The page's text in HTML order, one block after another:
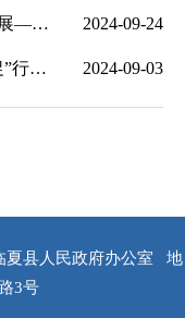
凝心铸魂固根本 实干笃行促发展——临夏州常态化纵深推进“三抓三促”行动综述 2024-09-24
解难题抓落实！甘肃 “三抓三促”行动成效显著 2024-09-03
夏县人民政府办公室
地
3号